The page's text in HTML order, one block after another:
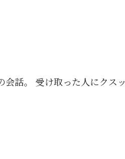
話。 受け取った人にクスッ